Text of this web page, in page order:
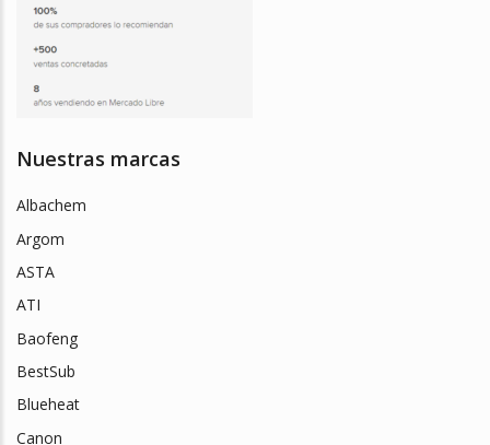
Nuestras marcas
Albachem
Argom
ASTA
ATI
Baofeng
BestSub
Blueheat
Canon